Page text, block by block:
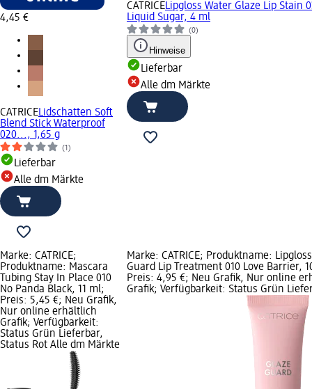
4,45 €
CATRICELidschatten Soft
Blend Stick Waterproof
020..., 1,65 g
(1)
Lieferbar
Alle dm Märkte
CATRICELipgloss Water Glaze Lip Stain
Liquid Sugar, 4 ml
(0)
Hinweise
Lieferbar
Alle dm Märkte
Marke: CATRICE;
Produktname: Mascara
Tubing Stay In Place 010
No Panda Black, 11 ml;
Preis: 5,45 €; Neu Grafik,
Nur online erhältlich
Grafik; Verfügbarkeit:
Status Grün Lieferbar,
Status Rot Alle dm Märkte
Marke: CATRICE; Produktname:
Guard Lip Treatment 010 Love Barrier,
Preis: 4,95 €; Neu Grafik, Nur online
Grafik; Verfügbarkeit: Status Grün